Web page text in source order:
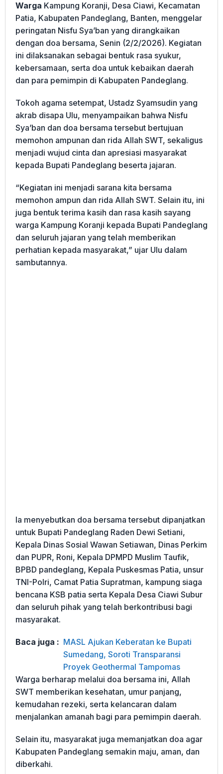
Warga Kampung Koranji, Desa Ciawi, Kecamatan
Patia, Kabupaten Pandeglang, Banten, menggelar
peringatan Nisfu Sya’ban yang dirangkaikan
dengan doa bersama, Senin (2/2/2026). Kegiatan
ini dilaksanakan sebagai bentuk rasa syukur,
kebersamaan, serta doa untuk kebaikan daerah
dan para pemimpin di Kabupaten Pandeglang.
Tokoh agama setempat, Ustadz Syamsudin yang
akrab disapa Ulu, menyampaikan bahwa Nisfu
Sya’ban dan doa bersama tersebut bertujuan
memohon ampunan dan rida Allah SWT, sekaligus
menjadi wujud cinta dan apresiasi masyarakat
kepada Bupati Pandeglang beserta jajaran.
“Kegiatan ini menjadi sarana kita bersama
memohon ampun dan rida Allah SWT. Selain itu, ini
juga bentuk terima kasih dan rasa kasih sayang
warga Kampung Koranji kepada Bupati Pandeglang
dan seluruh jajaran yang telah memberikan
perhatian kepada masyarakat,” ujar Ulu dalam
sambutannya.
Ia menyebutkan doa bersama tersebut dipanjatkan
untuk Bupati Pandeglang Raden Dewi Setiani,
Kepala Dinas Sosial Wawan Setiawan, Dinas Perkim
dan PUPR, Roni, Kepala DPMPD Muslim Taufik,
BPBD pandeglang, Kepala Puskesmas Patia, unsur
TNI-Polri, Camat Patia Supratman, kampung siaga
bencana KSB patia serta Kepala Desa Ciawi Subur
dan seluruh pihak yang telah berkontribusi bagi
masyarakat.
Baca juga : MASL Ajukan Keberatan ke Bupati
Sumedang, Soroti Transparansi
Proyek Geothermal Tampomas
Warga berharap melalui doa bersama ini, Allah
SWT memberikan kesehatan, umur panjang,
kemudahan rezeki, serta kelancaran dalam
menjalankan amanah bagi para pemimpin daerah.
Selain itu, masyarakat juga memanjatkan doa agar
Kabupaten Pandeglang semakin maju, aman, dan
diberkahi.